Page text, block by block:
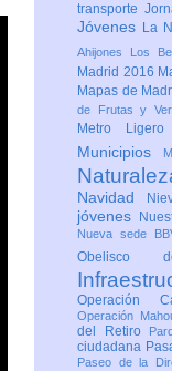
transporte
Jóvenes La
Ahijones
Los
Madrid 2016
Mapas de
de Frutas y
Metro Ligero
Municipios
Navidad
jóvenes
Nueva sede
Obelisco
Operación
Operación
del Retiro
ciudadana
Paseo de la